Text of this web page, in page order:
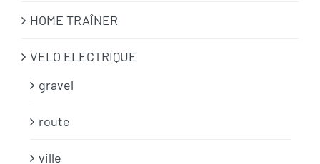
HOME TRAÎNER
VELO ELECTRIQUE
gravel
route
ville